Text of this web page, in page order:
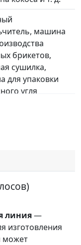
машина
брикетов,
сушилка,
для упаковки
угля
линия—
изготовления
может